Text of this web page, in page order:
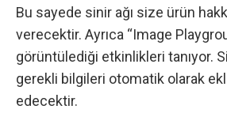
Bu sayede sinir ağı size ürün
verecektir. Ayrıca “Image
görüntülediği etkinlikleri tanıyor.
gerekli bilgileri otomatik olarak
edecektir.